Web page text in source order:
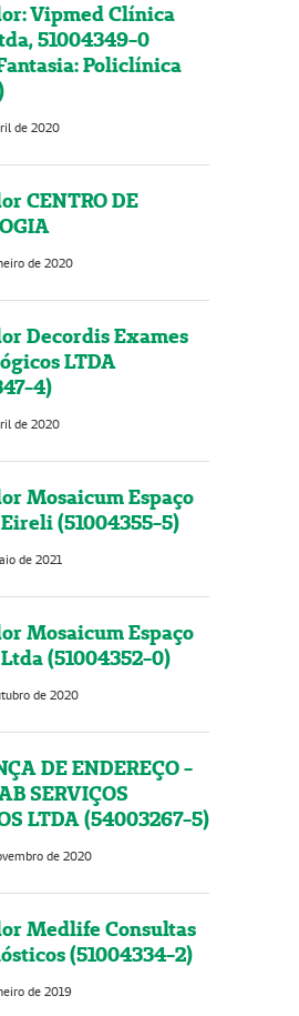
Vipmed Clínica
51004349-0
Policlínica
de 2020
CENTRO DE
de 2020
Decordis Exames
LTDA
4)
de 2020
Mosaicum Espaço
(51004355-5)
de 2021
Mosaicum Espaço
(51004352-0)
de 2020
DE ENDEREÇO -
SERVIÇOS
LTDA (54003267-5)
de 2020
Medlife Consultas
(51004334-2)
de 2019